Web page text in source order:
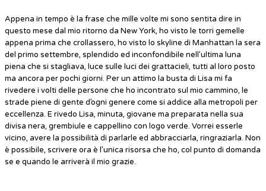
Appena in tempo è la frase che mille volte mi sono sentita dire in
questo mese dal mio ritorno da New York, ho visto le torri gemelle
appena prima che crollassero, ho visto lo skyline di Manhattan la sera
del primo settembre, splendido ed inconfondibile nell’ultima luna
piena che si stagliava, luce sulle luci dei grattacieli, tutti al loro posto
ma ancora per pochi giorni. Per un attimo la busta di Lisa mi fa
rivedere i volti delle persone che ho incontrato sul mio cammino, le
strade piene di gente d’ogni genere come si addice alla metropoli per
eccellenza. E rivedo Lisa, minuta, giovane ma preparata nella sua
divisa nera, grembiule e cappellino con logo verde. Vorrei esserle
vicino, avere la possibilità di parlarle ed abbracciarla, ringraziarla. Non
è possibile, scrivere ora è l’unica risorsa che ho, col punto di domanda
se e quando le arriverà il mio grazie.